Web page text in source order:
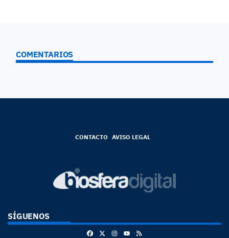
COMENTARIOS
CONTACTO AVISO LEGAL
SÍGUENOS
FacebookInstagram